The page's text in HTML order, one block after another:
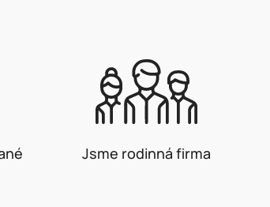
Jsme rodinná firma